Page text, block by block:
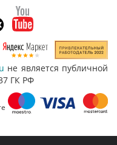
не является публичной
ГК РФ